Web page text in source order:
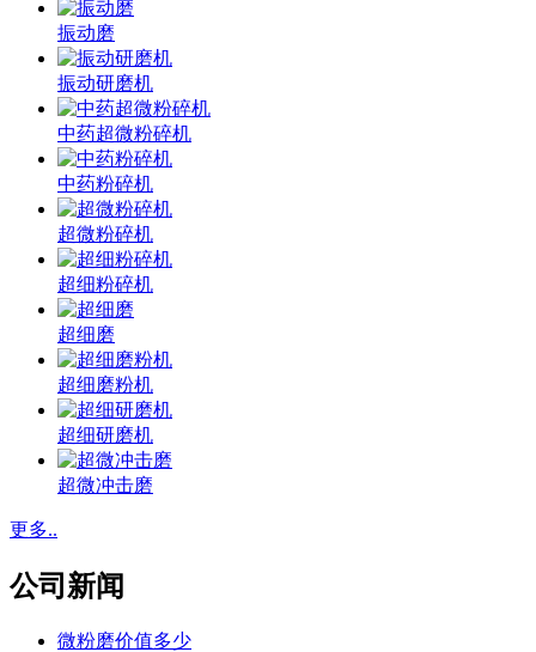
振动磨
振动研磨机
中药超微粉碎机
中药粉碎机
超微粉碎机
超细粉碎机
超细磨
超细磨粉机
超细研磨机
超微冲击磨
更多..
公司新闻
微粉磨价值多少